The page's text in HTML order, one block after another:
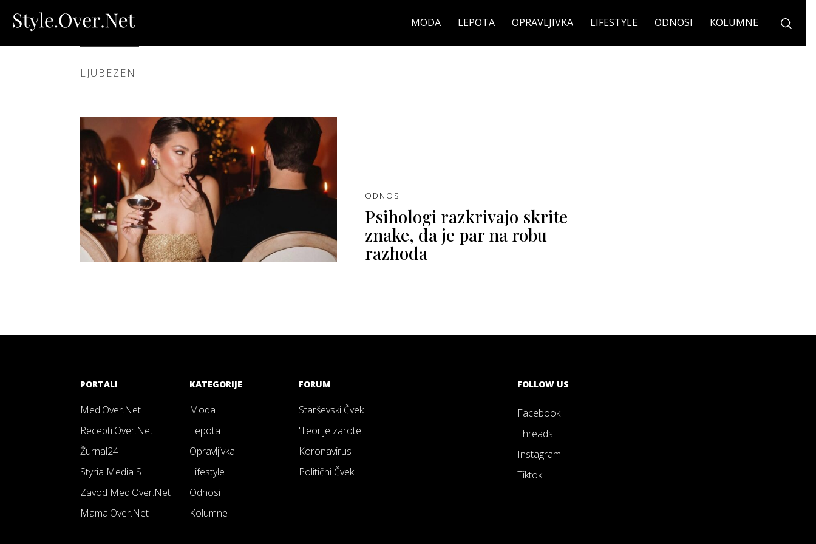
MODA LEPOTA OPRAVLJIVKA LIFESTYLE ODNOSI KOLUMNE
LJUBEZEN.
ODNOSI
Psihologi razkrivajo skrite
znake, da je par na robu
razhoda
PORTALI
Med.Over.Net
Recepti.Over.Net
Žurnal24
Styria Media SI
Zavod Med.Over.Net
Mama.Over.Net
KATEGORIJE
Moda
Lepota
Opravljivka
Lifestyle
Odnosi
Kolumne
FORUM
Starševski Čvek
'Teorije zarote'
Koronavirus
Politični Čvek
FOLLOW US
Facebook
Threads
Instagram
Tiktok